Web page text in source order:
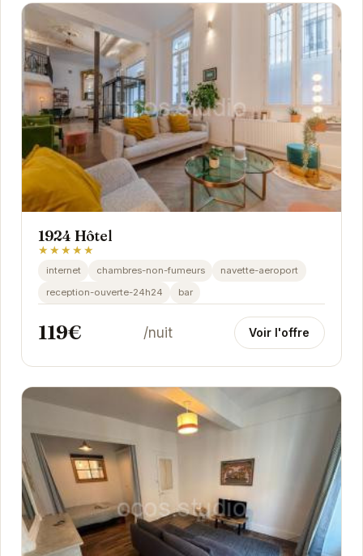
1924 Hôtel
★★★★★
internet chambres-non-fumeurs
navette-aeroport
reception-ouverte-24h24
bar
119€ /nuit Voir l'offre